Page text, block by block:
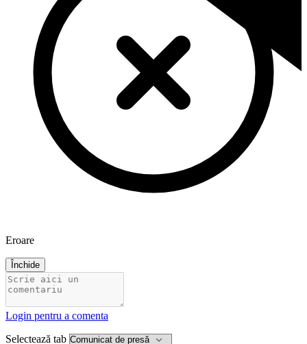
Eroare
Închide
Login pentru a comenta
Selectează tab